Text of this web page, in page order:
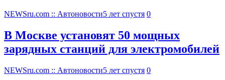
NEWSru.com :: Автоновости5 лет спустя 0
В Москве установят 50 мощных
зарядных станций для электромобилей
NEWSru.com :: Автоновости5 лет спустя 0